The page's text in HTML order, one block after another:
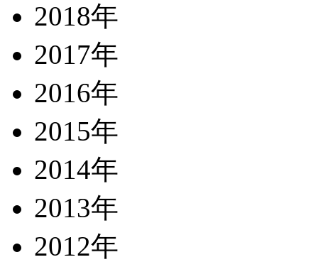
2018年
2017年
2016年
2015年
2014年
2013年
2012年